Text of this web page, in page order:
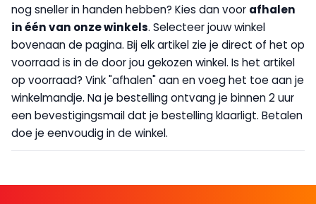
nog sneller in handen hebben? Kies dan voor afhalen
in één van onze winkels. Selecteer jouw winkel
bovenaan de pagina. Bij elk artikel zie je direct of het op
voorraad is in de door jou gekozen winkel. Is het artikel
op voorraad? Vink "afhalen" aan en voeg het toe aan je
winkelmandje. Na je bestelling ontvang je binnen 2 uur
een bevestigingsmail dat je bestelling klaarligt. Betalen
doe je eenvoudig in de winkel.